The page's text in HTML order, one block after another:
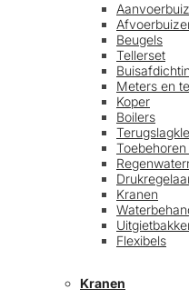
Beugels
Tellerset
Meters en
Koper
Boilers
Kranen
Flexibels
Kranen